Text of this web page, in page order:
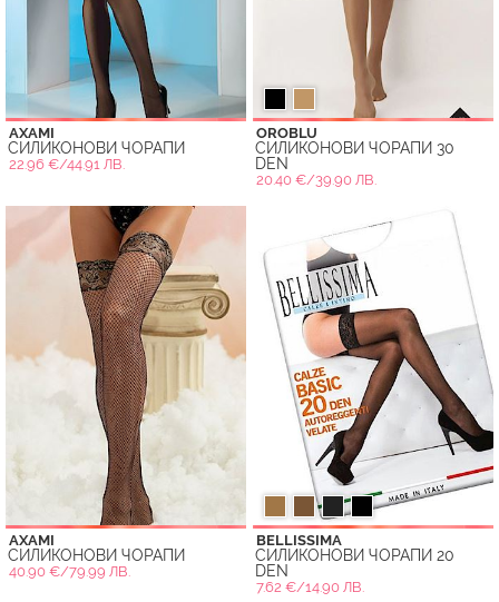
AXAMI
СИЛИКОНОВИ ЧОРАПИ
22.96 €/44.91 ЛВ.
OROBLU
СИЛИКОНОВИ ЧОРАПИ 30
DEN
20.40 €/39.90 ЛВ.
AXAMI
СИЛИКОНОВИ ЧОРАПИ
40.90 €/79.99 ЛВ.
BELLISSIMA
СИЛИКОНОВИ ЧОРАПИ 20
DEN
7.62 €/14.90 ЛВ.